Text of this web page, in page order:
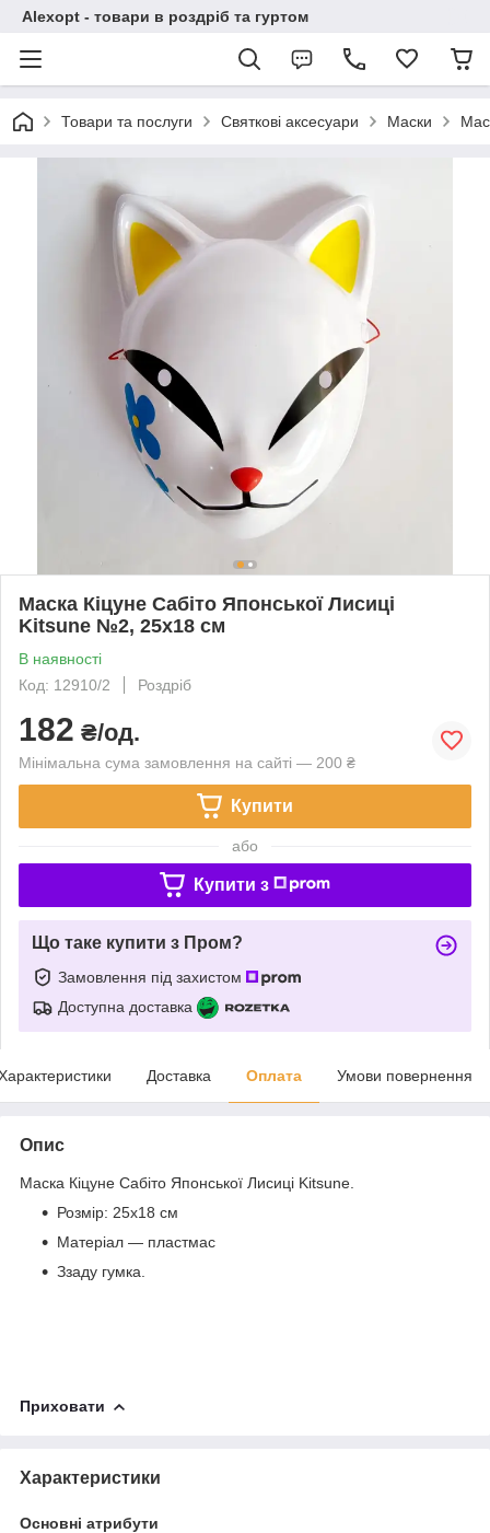
Alexopt - товари в роздріб та гуртом
Товари та послуги Святкові аксесуари Маски
Маска Кіцуне Сабіто Японської Лисиці
Kitsune №2, 25х18 см
В наявності
Код: 12910/2
Роздріб
182 ₴/од.
Мінімальна сума замовлення на сайті — 200 ₴
Купити
або
Купити з
Що таке купити з Пром?
Замовлення під захистом
Доступна доставка
Доставка Оплата Умови повернення
Опис
Маска Кіцуне Сабіто Японської Лисиці Kitsune.
Розмір: 25х18 см
Матеріал — пластмас
Ззаду гумка.
Приховати
Характеристики
Основні атрибути